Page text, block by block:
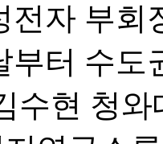
전자 부회
부터 수도
수현 청